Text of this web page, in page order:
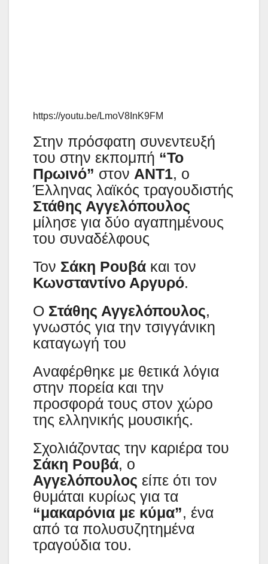
https://youtu.be/LmoV8InK9FM
Στην πρόσφατη συνεντευξή
του στην εκπομπή “Το
Πρωινό” στον ΑΝΤ1, ο
Έλληνας λαϊκός τραγουδιστής
Στάθης Αγγελόπουλος
μίλησε για δύο αγαπημένους
του συναδέλφους
Τον Σάκη Ρουβά και τον
Κωνσταντίνο Αργυρό.
Ο Στάθης Αγγελόπουλος,
γνωστός για την τσιγγάνικη
καταγωγή του
Αναφέρθηκε με θετικά λόγια
στην πορεία και την
προσφορά τους στον χώρο
της ελληνικής μουσικής.
Σχολιάζοντας την καριέρα του
Σάκη Ρουβά, ο
Αγγελόπουλος είπε ότι τον
θυμάται κυρίως για τα
“μακαρόνια με κύμα”, ένα
από τα πολυσυζητημένα
τραγούδια του.